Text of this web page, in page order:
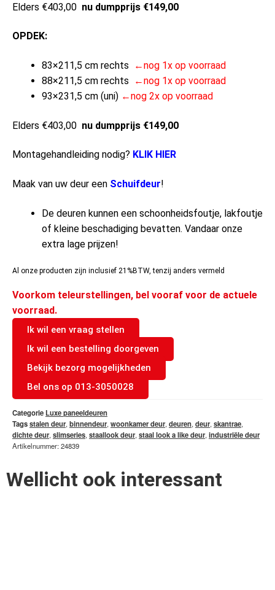
Elders €403,00 nu dumpprijs €149,00
OPDEK:
83×211,5 cm rechts
←nog 1x op voorraad
88×211,5 cm rechts
←nog 1x op voorraad
93×231,5 cm (uni) ←nog 2x op voorraad
Elders €403,00 nu dumpprijs €149,00
Montagehandleiding nodig? KLIK HIER
Maak van uw deur een Schuifdeur!
De deuren kunnen een schoonheidsfoutje, lakfoutje
of kleine beschadiging bevatten. Vandaar onze
extra lage prijzen!
Al onze producten zijn inclusief 21%BTW, tenzij anders vermeld
Voorkom teleurstellingen, bel vooraf voor de actuele
voorraad.
Ik wil een vraag stellen
Ik wil een bestelling doorgeven
Bekijk bezorg mogelijkheden
Bel ons op 013-3050028
Categorie Luxe paneeldeuren
Tagsstalen deur, binnendeur, woonkamer deur, deuren, deur, skantrae,
dichte deur, slimseries, staallook deur, staal look a like deur, industriële deur
Artikelnummer: 24839
Wellicht ook interessant